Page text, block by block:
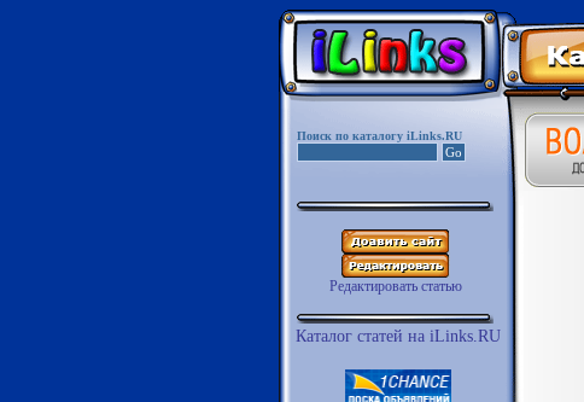
Поиск по каталогу iLinks.RU
Редактировать статью
Каталог статей на iLinks.RU